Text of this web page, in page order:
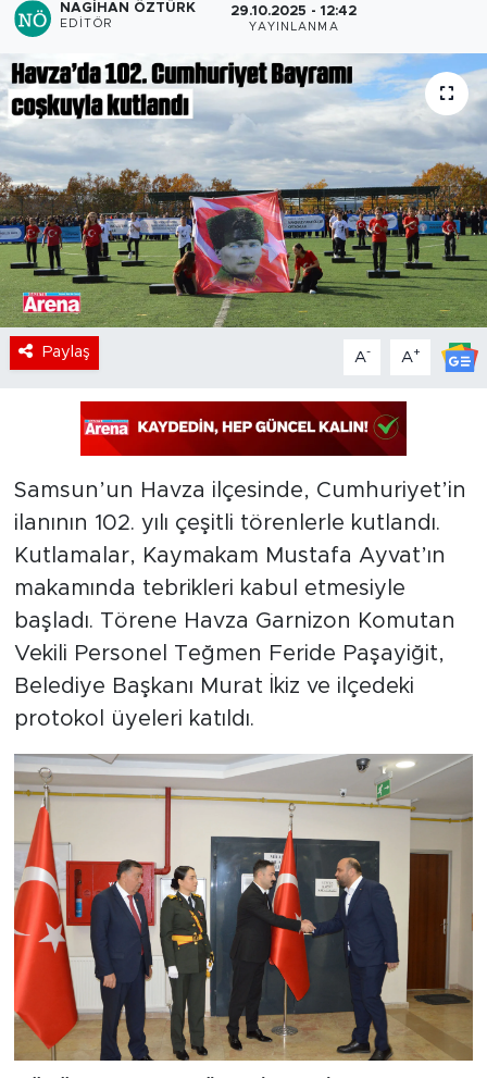
NAGIHAN ÖZTÜRK
EDITÖR
29.10.2025 - 12:42
YAYINLANMA
Paylaş A- A+
Samsun’un Havza ilçesinde, Cumhuriyet’in
ilanının 102. yılı çeşitli törenlerle kutlandı.
Kutlamalar, Kaymakam Mustafa Ayvat’ın
makamında tebrikleri kabul etmesiyle
başladı. Törene Havza Garnizon Komutan
Vekili Personel Teğmen Feride Paşayiğit,
Belediye Başkanı Murat İkiz ve ilçedeki
protokol üyeleri katıldı.